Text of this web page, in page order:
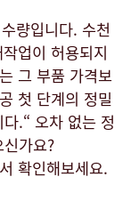
량입니다. 수천
업이 허용되지
그 부품 가격보
첫 단계의 정밀
.“ 오차 없는 정
가요?
확인해보세요.